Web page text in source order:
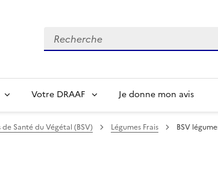
Recherche
Votre DRAAF Je donne mon avis
de Santé du Végétal (BSV) Légumes Frais
BSV